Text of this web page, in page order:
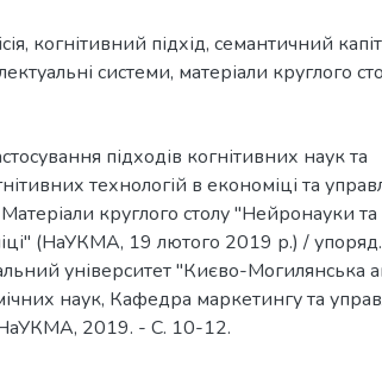
, когнітивний підхід, семантичний
системи, матеріали круглого
підходів когнітивних наук та
технологій в економіці та
круглого столу "Нейронауки та
(НаУКМА, 19 лютого 2019 р.) /
університет "Києво-Могилянська
наук, Кафедра маркетингу та
НаУКМА, 2019. - С. 10-12.